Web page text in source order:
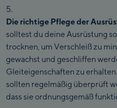
Die richtige Pflege der
solltest du deine Ausrüstung
trocknen, um Verschleiß zu
gewachst und geschliffen
Gleiteigenschaften zu
sollten regelmäßig überprüft
dass sie ordnungsgemäß